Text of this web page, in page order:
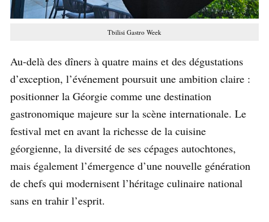
Tbilisi Gastro Week
Au-delà des dîners à quatre mains et des dégustations
d’exception, l’événement poursuit une ambition claire :
positionner la Géorgie comme une destination
gastronomique majeure sur la scène internationale. Le
festival met en avant la richesse de la cuisine
géorgienne, la diversité de ses cépages autochtones,
mais également l’émergence d’une nouvelle génération
de chefs qui modernisent l’héritage culinaire national
sans en trahir l’esprit.